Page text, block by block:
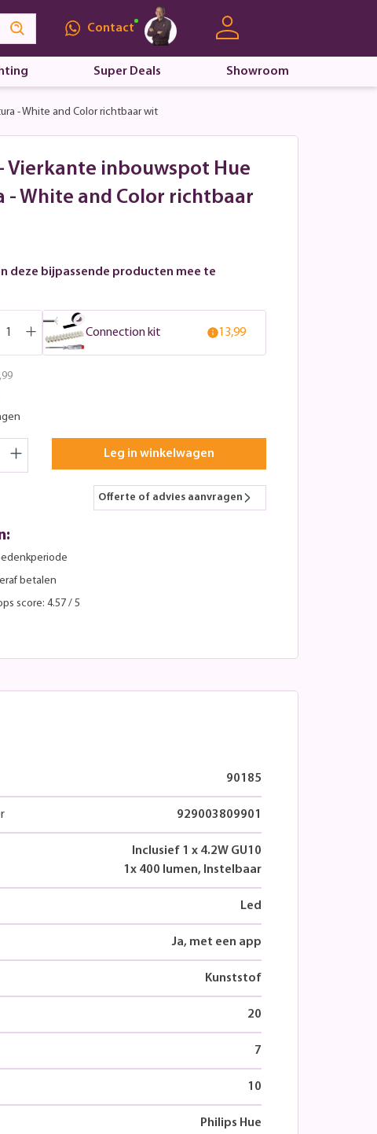
Contact
Super Deals Showroom
- White and Color richtbaar wit
Vierkante inbouwspot Hue
- White and Color richtbaar
deze bijpassende producten mee te
Connection kit 13,99
Leg in winkelwagen
Offerte of advies aanvragen
betalen
score: 4.57 / 5
90185
929003809901
Inclusief 1 x 4.2W GU10
1x 400 lumen, Instelbaar
Led
Ja, met een app
Kunststof
20
7
10
Philips Hue